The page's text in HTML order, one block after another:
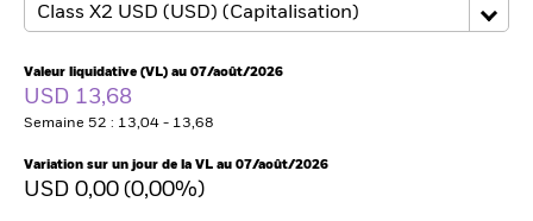
ETF iShares
Analyses
Education
Intermédiaires financiers
Valeur liquidative (VL) au 07/août/2026
USD 13,68
Semaine 52 : 13,04 - 13,68
Variation sur un jour de la VL au 07/août/2026
USD 0,00 (0,00%)